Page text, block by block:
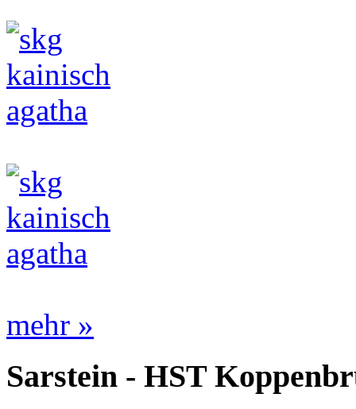
mehr »
Sarstein - HST